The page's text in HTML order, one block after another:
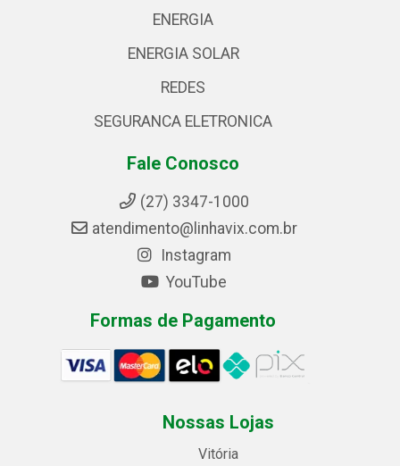
ENERGIA
ENERGIA SOLAR
REDES
SEGURANCA ELETRONICA
Fale Conosco
(27) 3347-1000
atendimento@linhavix.com.br
Instagram
YouTube
Formas de Pagamento
Nossas Lojas
Vitória